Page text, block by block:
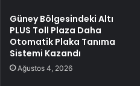
Güney Bölgesindeki Altı
PLUS Toll Plaza Daha
Otomatik Plaka Tanıma
Sistemi Kazandı
Ağustos 4, 2026